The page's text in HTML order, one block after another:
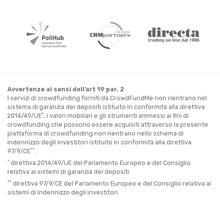
Avvertenze ai sensi dell’art 19 par. 2
I servizi di crowdfunding forniti da CrowdFundMe non rientrano nel
sistema di garanzia dei depositi istituito in conformità alla direttiva
2014/49/UE*; i valori mobiliari e gli strumenti ammessi ai fini di
crowdfunding che possono essere acquisiti attraverso la presente
piattaforma di crowdfunding non rientrano nello schema di
indennizzo degli investitori istituito in conformità alla direttiva
97/9/CE**.
* direttiva 2014/49/UE del Parlamento Europeo e del Consiglio
relativa ai sistemi di garanzia dei depositi.
** direttiva 97/9/CE del Parlamento Europeo e del Consiglio relativa ai
sistemi di indennizzo degli investitori.